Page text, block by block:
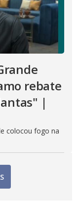
rebate
|
colocou fogo na